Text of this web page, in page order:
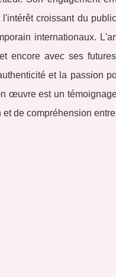
croissant du
internationaux.
encore avec ses
et la passion
œuvre est un
de compréhension